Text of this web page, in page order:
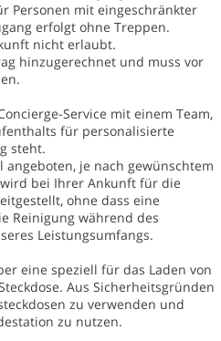
Personen mit eingeschränkter
erfolgt ohne Treppen.
nicht erlaubt.
hinzugerechnet und muss vor
Service mit einem Team,
für personalisierte
steht.
je nach gewünschtem
bei Ihrer Ankunft für die
ohne dass eine
Reinigung während des
Leistungsumfangs.
eine speziell für das Laden von
Aus Sicherheitsgründen
zu verwenden und
zu nutzen.